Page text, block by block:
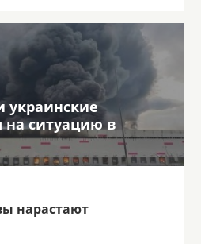
украинские
ситуацию в
нарастают